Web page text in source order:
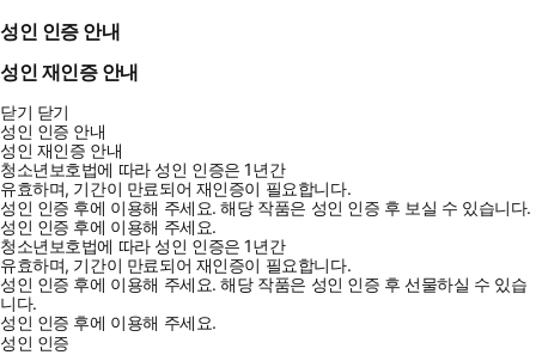
성인 인증 안내
성인 재인증 안내
닫기 닫기
성인 인증 안내
성인 재인증 안내
청소년보호법에 따라 성인 인증은 1년간
유효하며, 기간이 만료되어 재인증이 필요합니다.
성인 인증 후에 이용해 주세요.해당 작품은 성인 인증 후 보실 수 있습니다.
성인 인증 후에 이용해 주세요.
청소년보호법에 따라 성인 인증은 1년간
유효하며, 기간이 만료되어 재인증이 필요합니다.
성인 인증 후에 이용해 주세요.해당 작품은 성인 인증 후 선물하실 수 있습
니다.
성인 인증 후에 이용해 주세요.
성인 인증